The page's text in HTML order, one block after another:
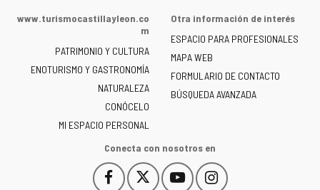
la
de
Castilla
y
León
-
www.turismocastillayleon.co
m
PATRIMONIO Y CULTURA
ENOTURISMO Y GASTRONOMÍA
NATURALEZA
CONÓCELO
MI ESPACIO PERSONAL
Otra información de interés
ESPACIO PARA PROFESIONALES
MAPA WEB
FORMULARIO DE CONTACTO
BÚSQUEDA AVANZADA
Conecta con nosotros en
Facebook
Este Este
YouTube
Este
Instagram
Este